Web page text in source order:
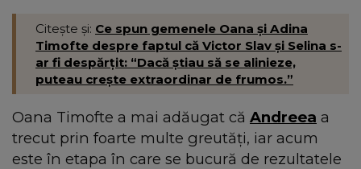
Citește și: Ce spun gemenele Oana și Adina
Timofte despre faptul că Victor Slav și Selina s-
ar fi despărțit: “Dacă știau să se alinieze,
puteau crește extraordinar de frumos.”
Oana Timofte a mai adăugat că Andreea a
trecut prin foarte multe greutăți, iar acum
este în etapa în care se bucură de rezultatele